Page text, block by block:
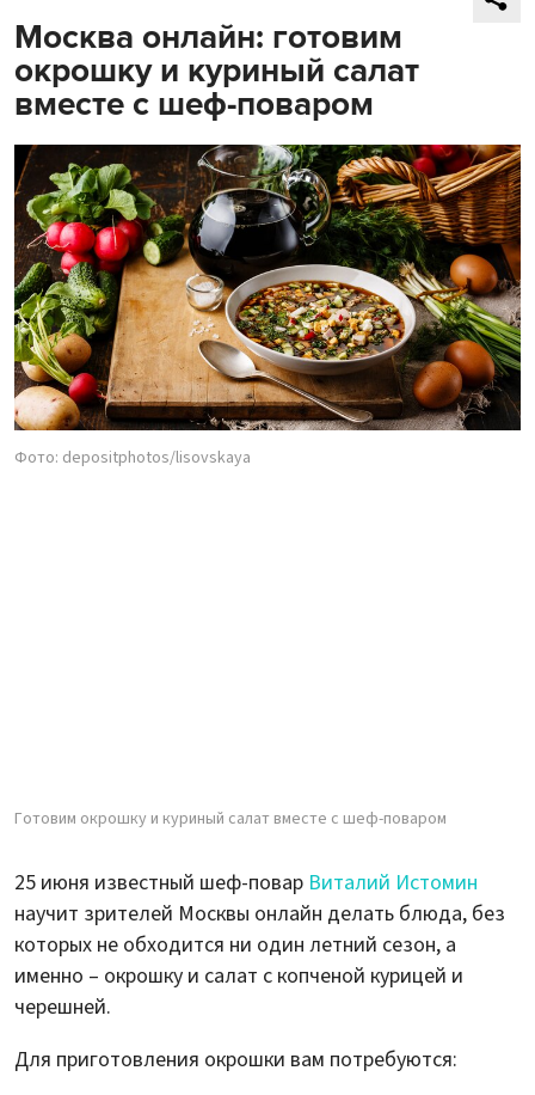
Москва онлайн: готовим
окрошку и куриный салат
вместе с шеф-поваром
Фото: depositphotos/lisovskaya
Готовим окрошку и куриный салат вместе с шеф-поваром
25 июня известный шеф-повар Виталий Истомин
научит зрителей Москвы онлайн делать блюда, без
которых не обходится ни один летний сезон, а
именно – окрошку и салат с копченой курицей и
черешней.
Для приготовления окрошки вам потребуются: